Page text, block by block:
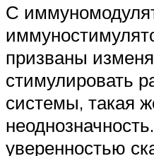
С
призваны
стимулировать
системы, такая
уверенностью